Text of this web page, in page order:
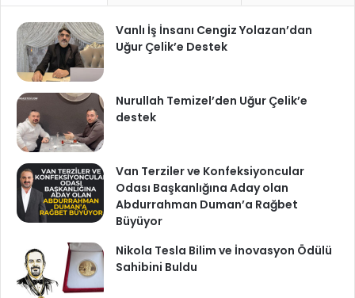
Vanlı İş İnsanı Cengiz Yolazan’dan
Uğur Çelik’e Destek
Nurullah Temizel’den Uğur Çelik’e
destek
Van Terziler ve Konfeksiyoncular
Odası Başkanlığına Aday olan
Abdurrahman Duman’a Rağbet
Büyüyor
Nikola Tesla Bilim ve İnovasyon Ödülü
Sahibini Buldu